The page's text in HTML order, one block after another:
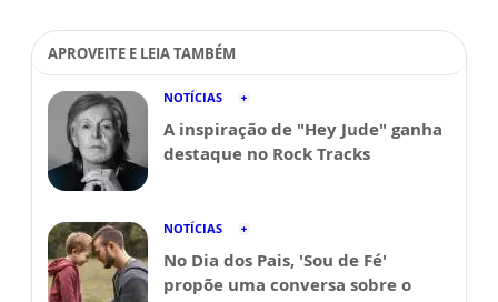
APROVEITE E LEIA TAMBÉM
NOTÍCIAS
A inspiração de "Hey Jude" ganha
destaque no Rock Tracks
NOTÍCIAS
No Dia dos Pais, 'Sou de Fé'
propõe uma conversa sobre o